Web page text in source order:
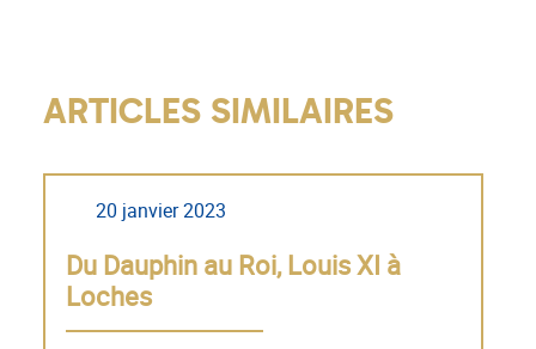
ARTICLES SIMILAIRES
20 janvier 2023
Du Dauphin au Roi, Louis XI à
Loches